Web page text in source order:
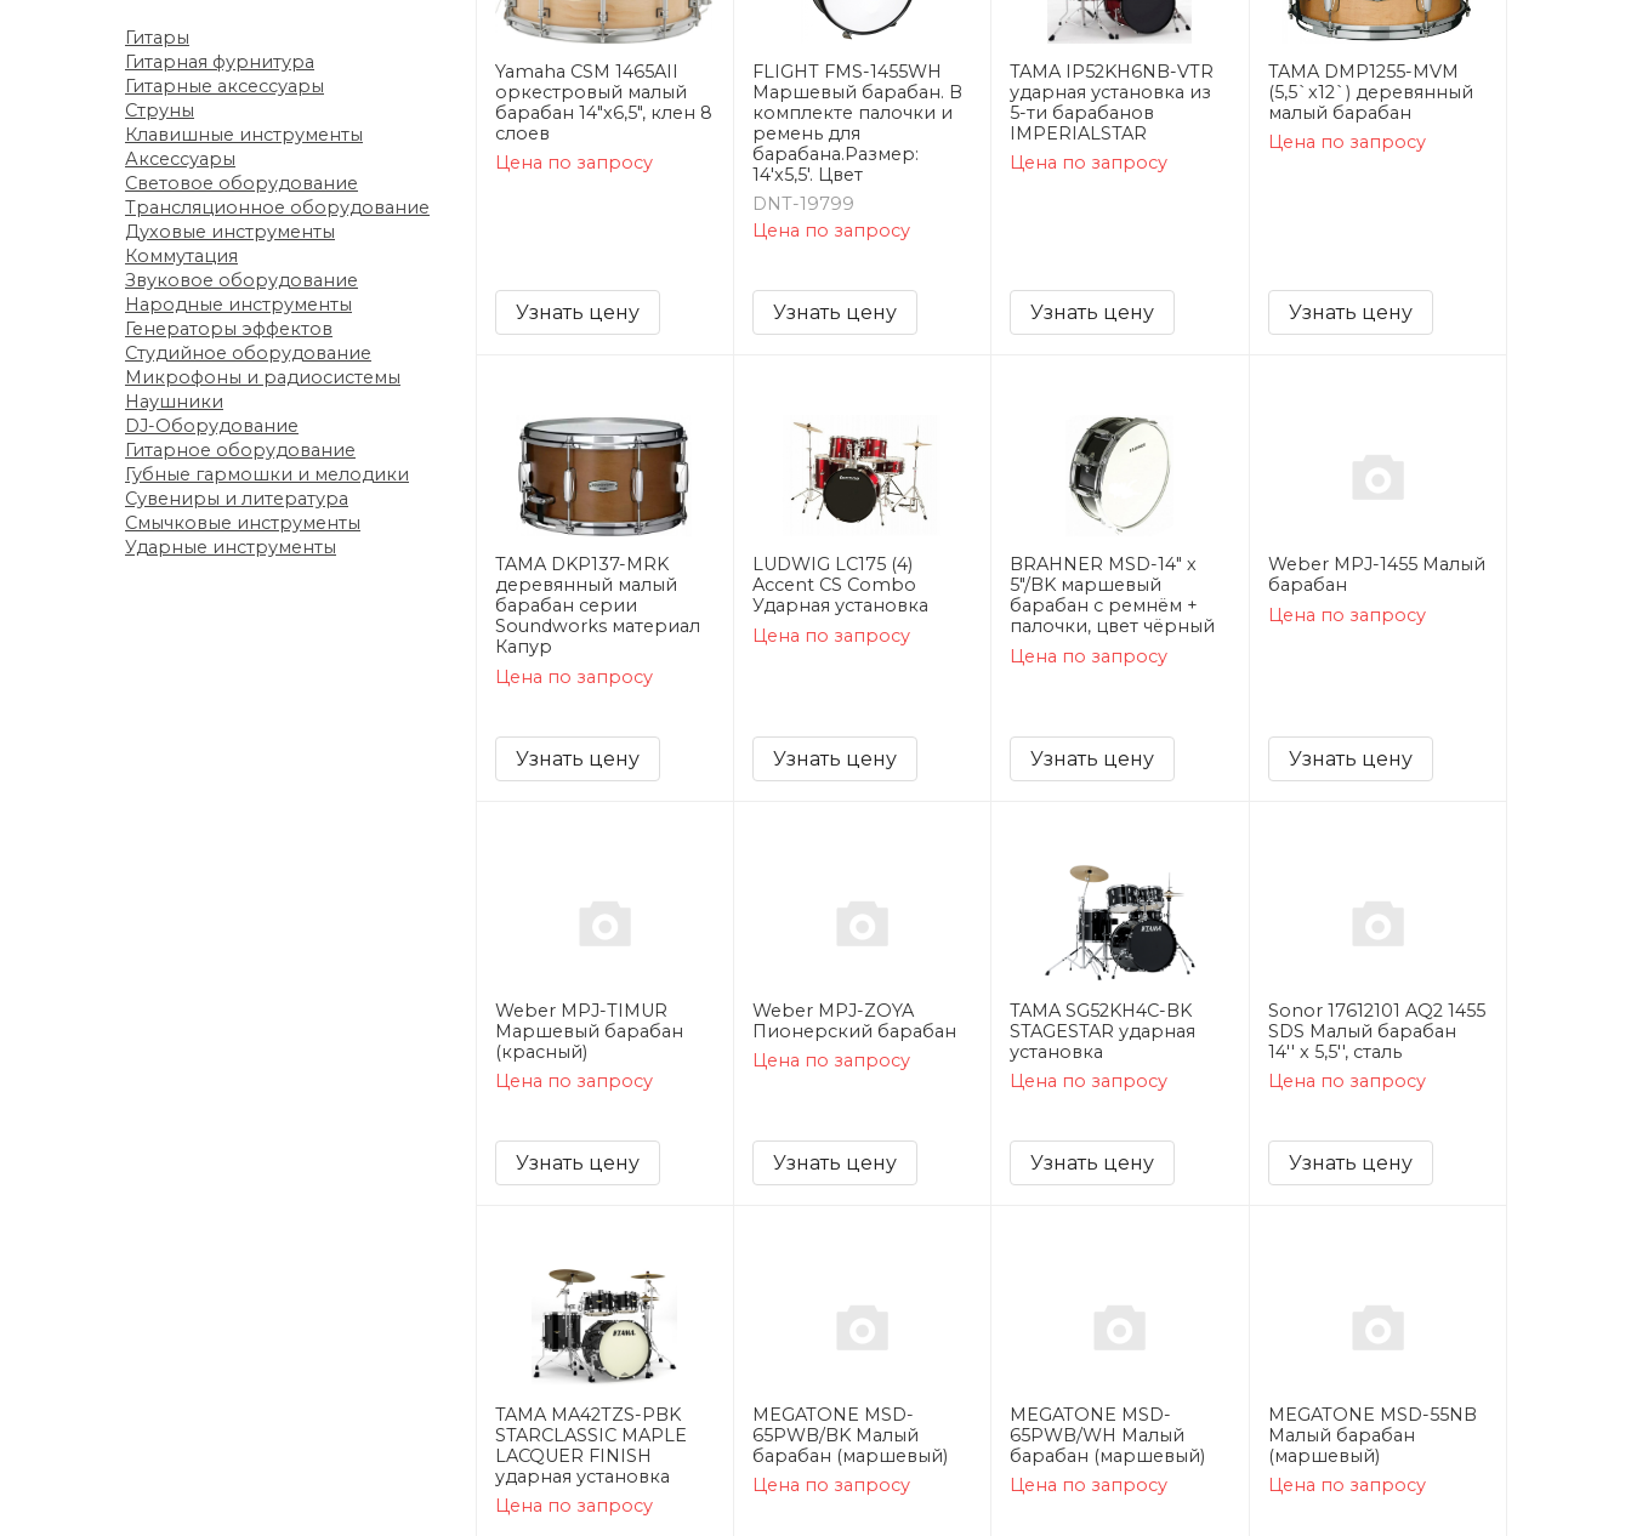
Гитары
Гитарная фурнитура
Гитарные аксессуары
Струны
Клавишные инструменты
Аксессуары
Световое оборудование
Трансляционное оборудование
Духовые инструменты
Коммутация
Звуковое оборудование
Народные инструменты
Генераторы эффектов
Студийное оборудование
Микрофоны и радиосистемы
Наушники
DJ-Оборудование
Гитарное оборудование
Губные гармошки и мелодики
Сувениры и литература
Смычковые инструменты
Ударные инструменты
Yamaha CSM 1465AII
оркестровый малый
барабан 14"х6,5", клен 8
слоев
Цена по запросу
Узнать цену
FLIGHT FMS-1455WH
Маршевый барабан. В
комплекте палочки и
ремень для
барабана.Размер:
14'x5,5'. Цвет
DNT-19799
Цена по запросу
Узнать цену
TAMA IP52KH6NB-VTR
ударная установка из
5-ти барабанов
IMPERIALSTAR
Цена по запросу
Узнать цену
TAMA DMP1255-MVM
(5,5`x12`) деревянный
малый барабан
Цена по запросу
Узнать цену
TAMA DKP137-MRK
деревянный малый
барабан серии
Soundworks материал
Капур
Цена по запросу
Узнать цену
LUDWIG LC175 (4)
Accent CS Combo
Ударная установка
Цена по запросу
Узнать цену
BRAHNER MSD-14" х
5"/BK маршевый
барабан с ремнём +
палочки, цвет чёрный
Цена по запросу
Узнать цену
Weber MPJ-1455 Малый
барабан
Цена по запросу
Узнать цену
Weber MPJ-TIMUR
Маршевый барабан
(красный)
Цена по запросу
Узнать цену
Weber MPJ-ZOYA
Пионерский барабан
Цена по запросу
Узнать цену
TAMA SG52KH4C-BK
STAGESTAR ударная
установка
Цена по запросу
Узнать цену
Sonor 17612101 AQ2 1455
SDS Малый барабан
14'' x 5,5'', сталь
Цена по запросу
Узнать цену
TAMA MA42TZS-PBK
STARCLASSIC MAPLE
LACQUER FINISH
ударная установка
Цена по запросу
MEGATONE MSD-
65PWB/BK Малый
барабан (маршевый)
Цена по запросу
MEGATONE MSD-
65PWB/WH Малый
барабан (маршевый)
Цена по запросу
MEGATONE MSD-55NB
Малый барабан
(маршевый)
Цена по запросу